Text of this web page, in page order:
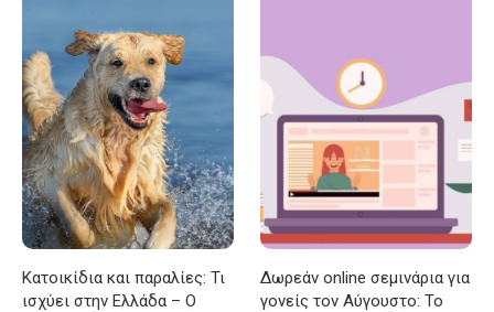
Κατοικίδια και παραλίες: Τι
ισχύει στην Ελλάδα – Ο
Δωρεάν online σεμινάρια για
γονείς τον Αύγουστο: Το